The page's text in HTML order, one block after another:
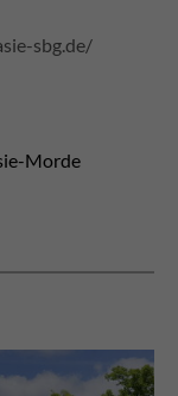
sbg.de/
Morde